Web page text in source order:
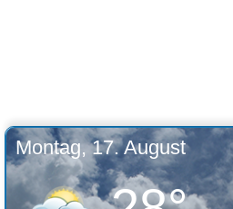
Montag, 17. August